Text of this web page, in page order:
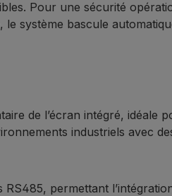
Pour une sécurité
système bascule
de l’écran intégré, idéale
industriels avec
permettant